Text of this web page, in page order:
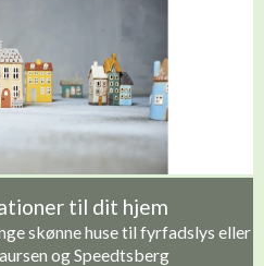
til dit hjem
skønne huse til fyrfadslys eller
og Speedtsberg